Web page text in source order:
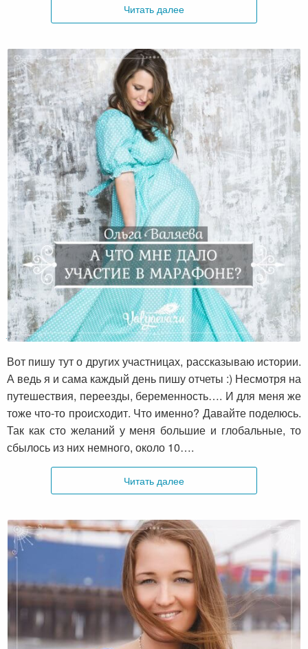
Читать далее
А что мне дало участие в марафоне?
Вот пишу тут о других участницах, рассказываю истории.
А ведь я и сама каждый день пишу отчеты :) Несмотря на
путешествия, переезды, беременность…. И для меня же
тоже что-то происходит. Что именно? Давайте поделюсь.
Так как сто желаний у меня большие и глобальные, то
сбылось из них немного, около 10….
Читать далее